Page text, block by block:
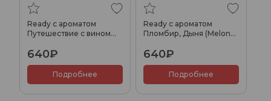
Ready с ароматом
Путешествие с вином
640₽
Подробнее
Ready с ароматом
Пломбир, Дыня (Melon
640₽
Подробнее